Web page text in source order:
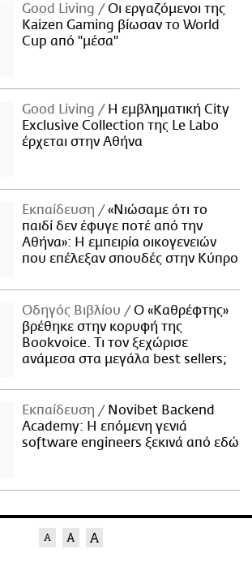
Good Living
Οι εργαζόμενοι της
Kaizen Gaming βίωσαν το World
Cup από "μέσα"
Good Living
Η εμβληματική City
Exclusive Collection της Le Labo
έρχεται στην Αθήνα
Εκπαίδευση
«Νιώσαμε ότι το
παιδί δεν έφυγε ποτέ από την
Αθήνα»: Η εμπειρία οικογενειών
που επέλεξαν σπουδές στην Κύπρο
Οδηγός Βιβλίου
Ο «Καθρέφτης»
βρέθηκε στην κορυφή της
Bookvoice. Τι τον ξεχώρισε
ανάμεσα στα μεγάλα best sellers;
Εκπαίδευση
Novibet Backend
Academy: Η επόμενη γενιά
software engineers ξεκινά από εδώ